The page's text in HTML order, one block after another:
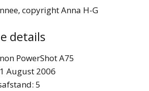
copyright Anna H-G
details
PowerShot A75
August 2006
5